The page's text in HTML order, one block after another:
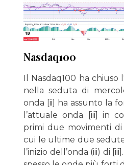
Nasdaq100
Il Nasdaq100 ha chiuso
nella seduta di
onda [ii] ha assunto la
l’attuale onda [iii] in
primi due movimenti
cui le ultime due
l’inizio dell’onda (iii) di